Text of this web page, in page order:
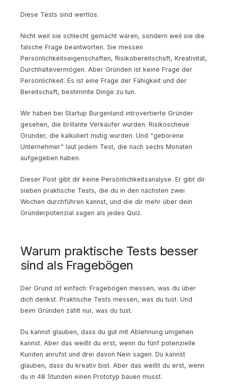
Diese Tests sind wertlos.
Nicht weil sie schlecht gemacht wären, sondern weil sie die
falsche Frage beantworten. Sie messen
Persönlichkeitseigenschaften, Risikobereitschaft, Kreativität,
Durchhaltevermögen. Aber Gründen ist keine Frage der
Persönlichkeit. Es ist eine Frage der Fähigkeit und der
Bereitschaft, bestimmte Dinge zu tun.
Wir haben bei Startup Burgenland introvertierte Gründer
gesehen, die brillante Verkäufer wurden. Risikoscheue
Gründer, die kalkuliert mutig wurden. Und "geborene
Unternehmer" laut jedem Test, die nach sechs Monaten
aufgegeben haben.
Dieser Post gibt dir keine Persönlichkeitsanalyse. Er gibt dir
sieben praktische Tests, die du in den nächsten zwei
Wochen durchführen kannst, und die dir mehr über dein
Gründerpotenzial sagen als jedes Quiz.
Warum praktische Tests besser
sind als Fragebögen
Der Grund ist einfach: Fragebögen messen, was du über
dich denkst. Praktische Tests messen, was du tust. Und
beim Gründen zählt nur, was du tust.
Du kannst glauben, dass du gut mit Ablehnung umgehen
kannst. Aber das weißt du erst, wenn du fünf potenzielle
Kunden anrufst und drei davon Nein sagen. Du kannst
glauben, dass du kreativ bist. Aber das weißt du erst, wenn
du in 48 Stunden einen Prototyp bauen musst.